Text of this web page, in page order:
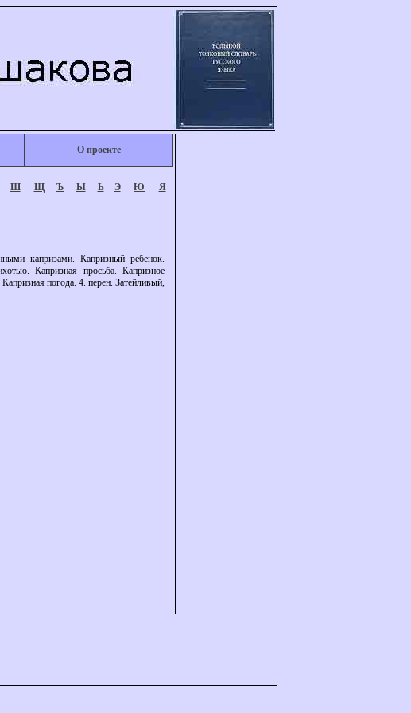
О проекте
Ш Щ Ъ Ы Ь Э Ю Я
капризами. Капризный ребенок.
Капризная просьба. Капризное
погода. 4. перен. Затейливый,